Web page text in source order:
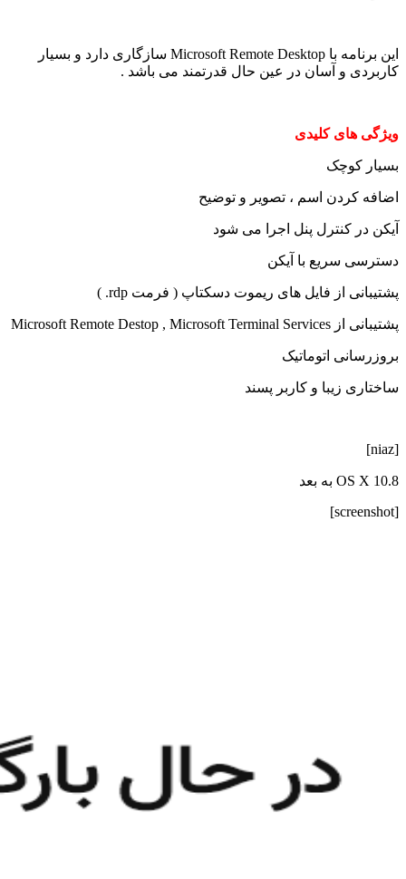
این برنامه با Microsoft Remote Desktop سازگاری دارد و بسیار
کاربردی و آسان در عین حال قدرتمند می باشد .
ویژگی های کلیدی
بسیار کوچک
اضافه کردن اسم ، تصویر و توضیح
آیکن در کنترل پنل اجرا می شود
دسترسی سریع با آیکن
پشتیبانی از فایل های ریموت دسکتاپ ( فرمت rdp. )
پشتیبانی از Microsoft Remote Destop , Microsoft Terminal Services
بروزرسانی اتوماتیک
ساختاری زیبا و کاربر پسند
[niaz]
OS X 10.8 به بعد
[screenshot]